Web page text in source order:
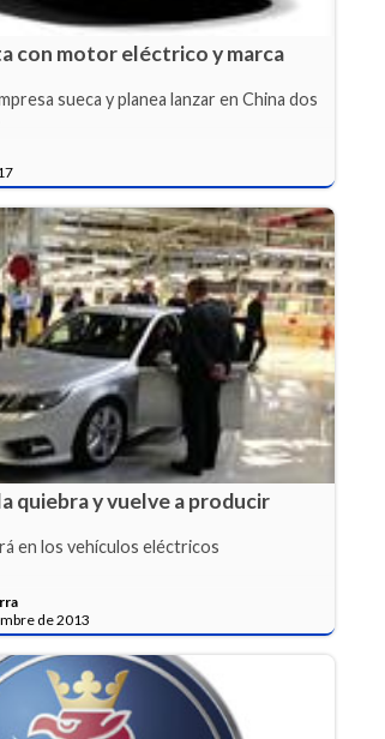
con motor eléctrico y marca
sueca y planea lanzar en China dos
quiebra y vuelve a producir
en los vehículos eléctricos
de 2013